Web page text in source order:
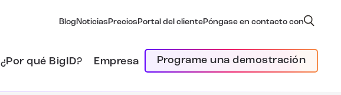
Blog Noticias Precios Portal del clientePóngase en contacto con
¿Por qué BigID? Empresa Programe una demostración